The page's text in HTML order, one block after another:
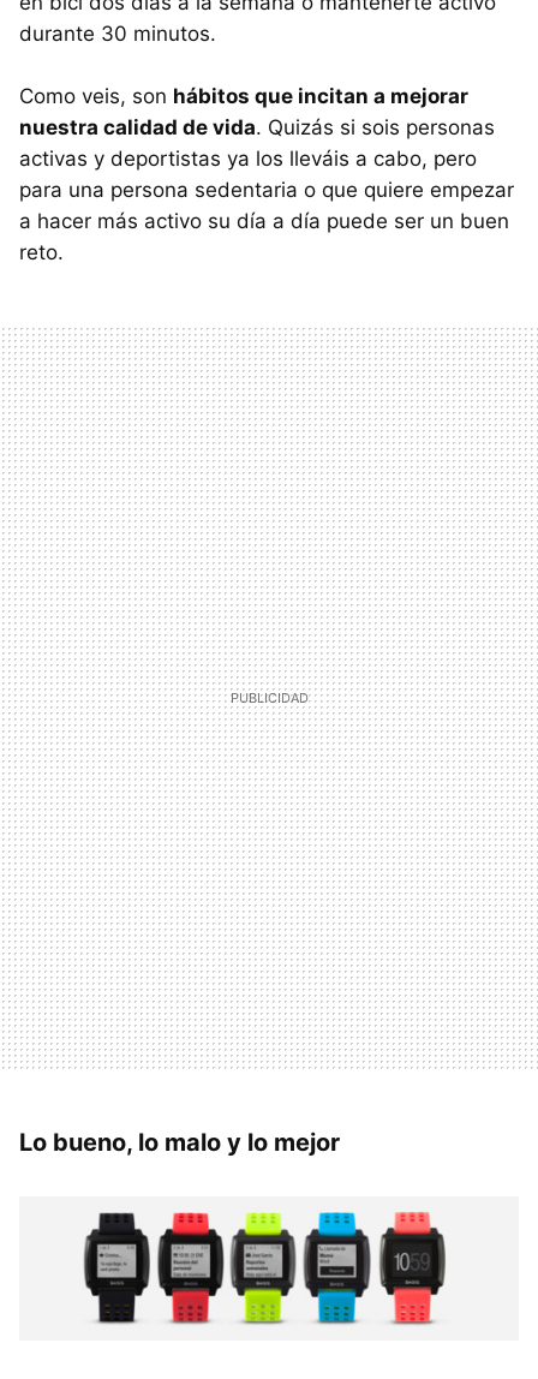
durante 30 minutos.
Como veis, son hábitos que incitan a mejorar
nuestra calidad de vida. Quizás si sois personas
activas y deportistas ya los lleváis a cabo, pero
para una persona sedentaria o que quiere empezar
a hacer más activo su día a día puede ser un buen
reto.
Lo bueno, lo malo y lo mejor